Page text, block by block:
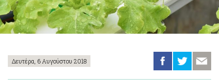
Δευτέρα, 6 Αυγούστου 2018